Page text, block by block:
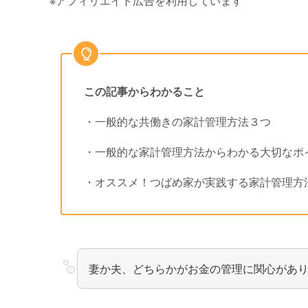
この記事からわかること
・一般的な共働きの家計管理方法３つ
・一般的な家計管理方法からわかる大切なポ
・オススメ！つばめ家が実践する家計管理方
妻か夫、どちらかがお金の管理に関心があ